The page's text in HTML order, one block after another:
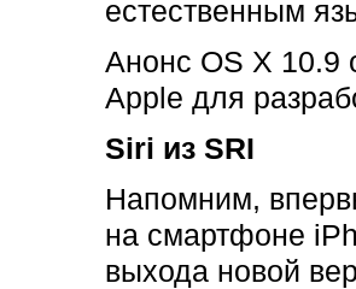
естественным
Анонс OS X 10.9
Apple для
Siri из SRI
Напомним,
на смартфоне
выхода новой